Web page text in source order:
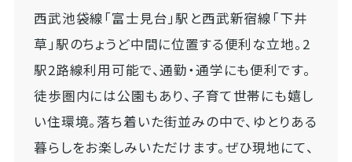
西武池袋線「富士見台」駅と西武新宿線「下井
草」駅のちょうど中間に位置する便利な立地。2
駅2路線利用可能で、通勤・通学にも便利です。
徒歩圏内には公園もあり、子育て世帯にも嬉し
い住環境。落ち着いた街並みの中で、ゆとりある
暮らしをお楽しみいただけます。ぜひ現地にて、